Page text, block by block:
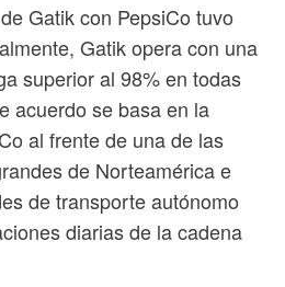
Gatik con PepsiCo tuvo
Gatik opera con una
superior al 98% en todas
acuerdo se basa en la
al frente de una de las
de Norteamérica e
de transporte autónomo
diarias de la cadena